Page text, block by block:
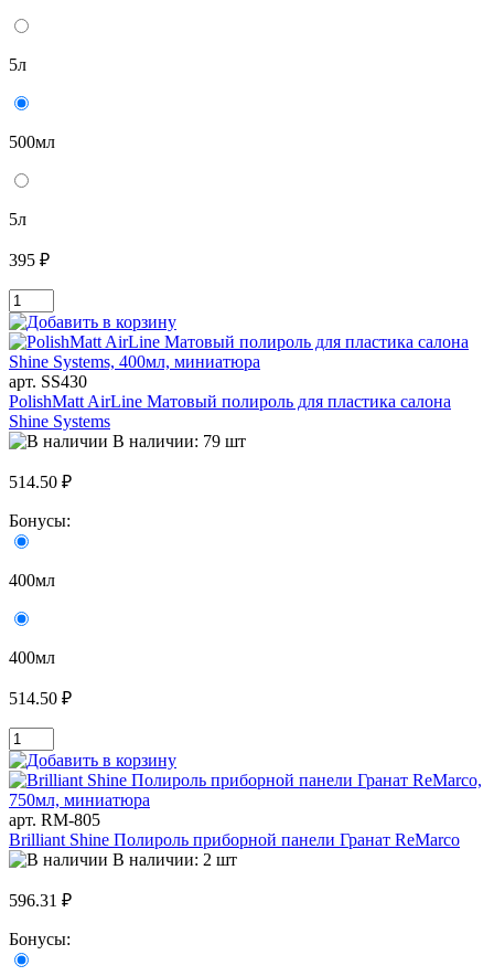
5л
500мл
5л
395 ₽
арт. SS430
PolishMatt AirLine Матовый полироль для пластика салона
Shine Systems
В наличии: 79 шт
514.50 ₽
Бонусы:
400мл
400мл
514.50 ₽
арт. RM-805
Brilliant Shine Полироль приборной панели Гранат ReMarco
В наличии: 2 шт
596.31 ₽
Бонусы: